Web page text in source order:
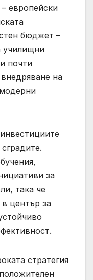
европейски
бюджет –
училищни
почти
на
за
така че
център за
стратегия